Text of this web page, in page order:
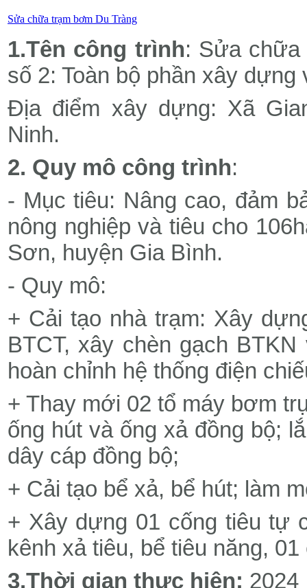
Sửa chữa trạm bơm Du Tràng
1.Tên công trình: Sửa chữa
số 2: Toàn bộ phần xây
Địa điểm xây dựng: Xã
Ninh.
2. Quy mô công trình:
- Mục tiêu: Nâng cao, đảm
nông nghiệp và tiêu cho
Sơn, huyện Gia Bình.
- Quy mô:
+ Cải tạo nhà trạm: Xây
BTCT, xây chèn gạch
hoàn chỉnh hệ thống điện
+ Thay mới 02 tổ máy bơm
ống hút và ống xả đồng bộ;
dây cáp đồng bộ;
+ Cải tạo bể xả, bể hút; làm
+ Xây dựng 01 cống tiêu tự
kênh xả tiêu, bể tiêu năng,
3.Thời gian thực hiện: 2024